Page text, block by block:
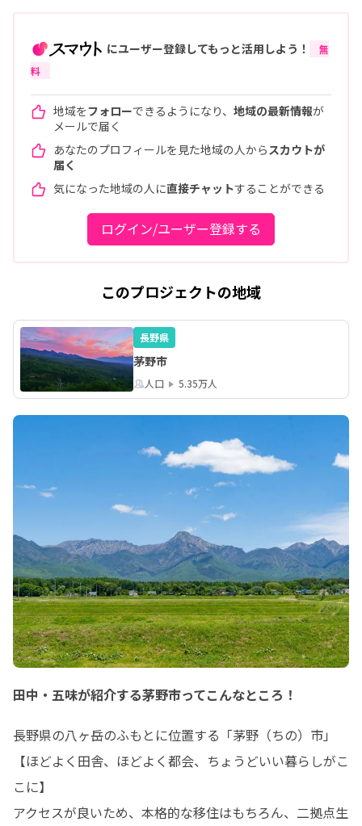
にユーザー登録してもっと活用しよう！
無
料
地域をフォローできるようになり、 地域の最新情報が
メールで届く
あなたのプロフィールを見た地域の人から スカウトが
届く
気になった地域の人に直接チャットすることができる
ログイン/ユーザー登録する
このプロジェクトの地域
長野県
茅野市
人口 5.35万人
田中・五味が紹介する茅野市ってこんなところ！
長野県の八ヶ岳のふもとに位置する「茅野（ちの）市」
【ほどよく田舎、ほどよく都会、ちょうどいい暮らしがこ
こに】
アクセスが良いため、本格的な移住はもちろん、二拠点生